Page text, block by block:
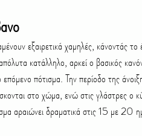
κατάλληλο, αρκεί ο βασικός
πότισμα. Την περίοδο της
στο χώμα, ενώ στις γλάστρες ο
αραιώνει δραματικά στις 15 με 20